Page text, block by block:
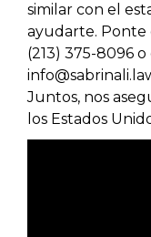
similar con el
ayudarte. Ponte
(213) 375-8096
Juntos, nos
los Estados